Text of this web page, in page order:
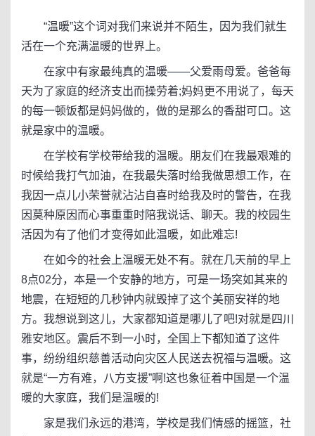
“温暖”这个词对我们来说并不陌生，因为我们就生
活在一个充满温暖的世界上。
在家中有家最纯真的温暖——父爱雨母爱。爸爸每
天为了家庭的经济支出而操劳着;妈妈更不用说了，每天
的每一顿饭都是妈妈做的，做的是那么的香甜可口。这
就是家中的温暖。
在学校有学校带给我的温暖。朋友们在我最艰难的
时候给我打气加油，在我最失落时给我做思想工作，在
我因一点儿小荣誉就沾沾自喜时给我及时的警告，在我
因莫种原因而心事重重时陪我说话、聊天。我的校园生
活因为有了他们才变得如此温暖，如此难忘!
在如今的社会上温暖无处不有。就在几天前的早上
8点02分，本是一个安静的地方，可是一场突如其来的
地震，在短短的几秒钟内就毁掉了这个美丽安祥的地
方。我想说到这儿，大家都知道是哪儿了吧!对就是四川
雅安地区。震后不到一小时，全国上下都知道了这件
事，纷纷组织慈善活动向灾区人民送去祝福与温暖。这
就是“一方有难，八方支援”啊!这也象征着中国是一个温
暖的大家庭，我们是温暖的!
家是我们永远的港湾，学校是我们情感的摇篮，社